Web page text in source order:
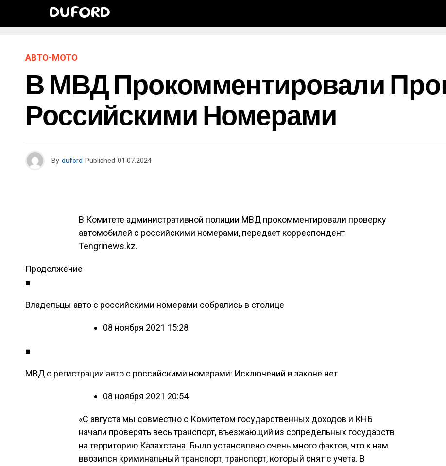
DUFORD
АВТО-МОТО
В МВД Прокомментировали
Российскими Номерами
By duford Published 01.07.2024
В Комитете административной полиции МВД прокомментировали проверку
автомобилей с российскими номерами, передает корреспондент
Tengrinews.kz.
Продолжение
■
Владельцы авто с российскими номерами собрались в столице
08 ноября 2021 15:28
■
МВД о регистрации авто с российскими номерами: Исключений в законе нет
08 ноября 2021 20:54
«С августа мы совместно с Комитетом государственных доходов и КНБ
начали проверять весь транспорт, въезжающий из сопредельных государств
на территорию Казахстана. Было установлено очень много фактов, что к нам
ввозился криминальный транспорт, транспорт, который снят с учета. В